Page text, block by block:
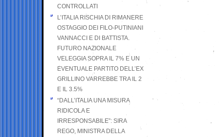
CONTROLLATI
L’ITALIA RISCHIA DI RIMANERE
OSTAGGIO DEI FILO-PUTINIANI
VANNACCI E DI BATTISTA.
FUTURO NAZIONALE
VELEGGIA SOPRA IL 7% E UN
EVENTUALE PARTITO DELL’EX
GRILLINO VARREBBE TRA IL 2
E IL 3.5%
“DALL’ITALIA UNA MISURA
RIDICOLA E
IRRESPONSABILE”: SIRA
REGO, MINISTRA DELLA